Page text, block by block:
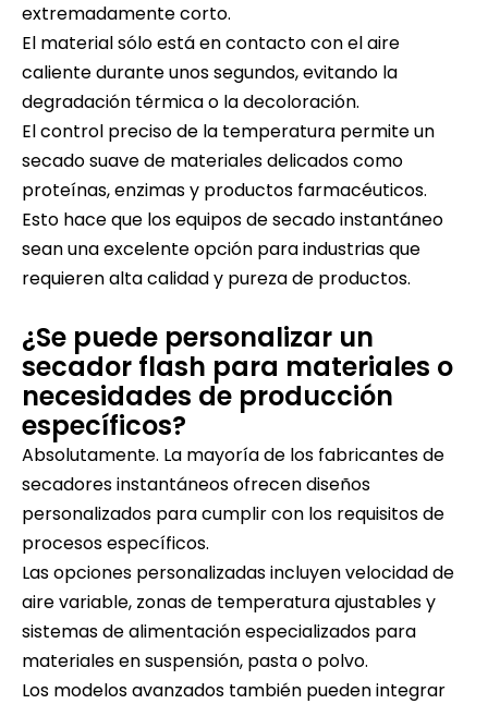
extremadamente corto.
El material sólo está en contacto con el aire
caliente durante unos segundos, evitando la
degradación térmica o la decoloración.
El control preciso de la temperatura permite un
secado suave de materiales delicados como
proteínas, enzimas y productos farmacéuticos.
Esto hace que los equipos de secado instantáneo
sean una excelente opción para industrias que
requieren alta calidad y pureza de productos.
¿Se puede personalizar un
secador flash para materiales o
necesidades de producción
específicos?
Absolutamente. La mayoría de los fabricantes de
secadores instantáneos ofrecen diseños
personalizados para cumplir con los requisitos de
procesos específicos.
Las opciones personalizadas incluyen velocidad de
aire variable, zonas de temperatura ajustables y
sistemas de alimentación especializados para
materiales en suspensión, pasta o polvo.
Los modelos avanzados también pueden integrar